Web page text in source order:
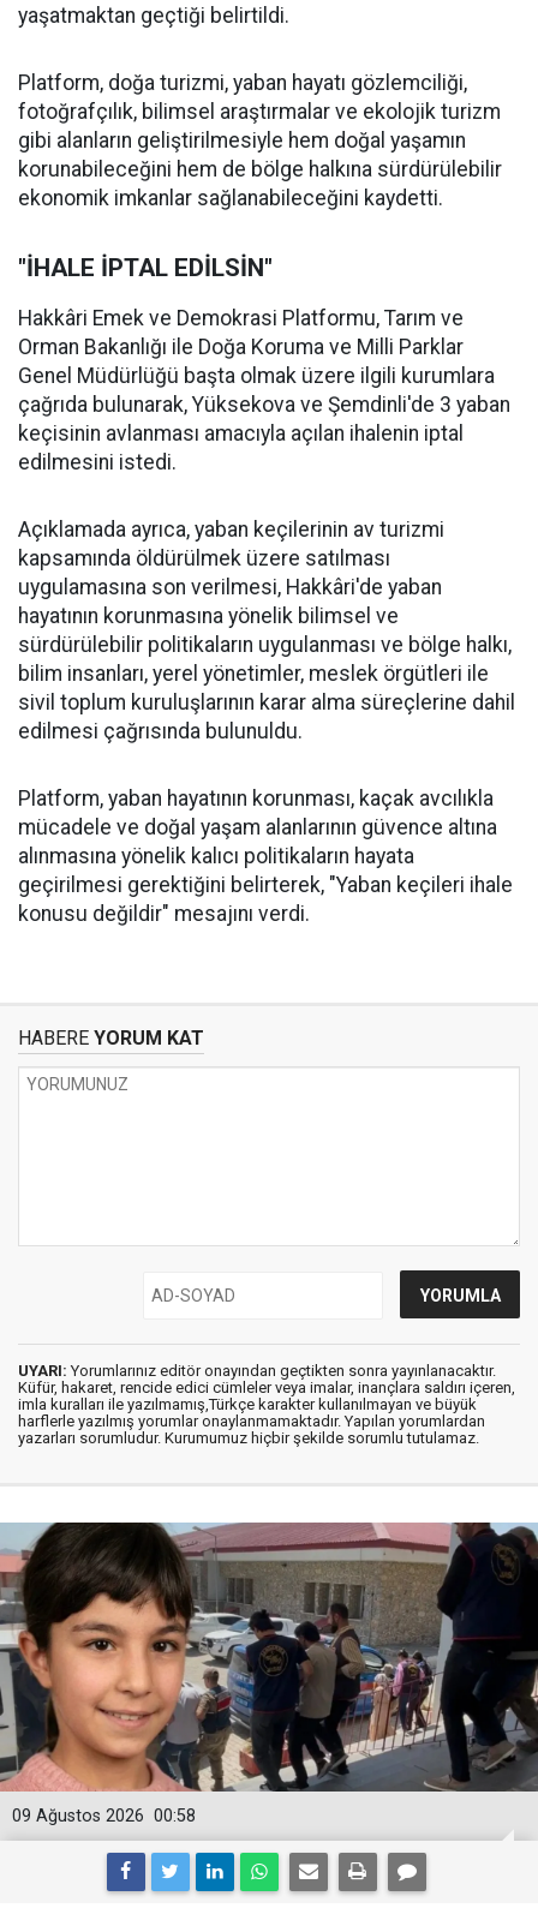
yaşatmaktan geçtiği belirtildi.
Platform, doğa turizmi, yaban hayatı gözlemciliği,
fotoğrafçılık, bilimsel araştırmalar ve ekolojik turizm
gibi alanların geliştirilmesiyle hem doğal yaşamın
korunabileceğini hem de bölge halkına sürdürülebilir
ekonomik imkanlar sağlanabileceğini kaydetti.
"İHALE İPTAL EDİLSİN"
Hakkâri Emek ve Demokrasi Platformu, Tarım ve
Orman Bakanlığı ile Doğa Koruma ve Milli Parklar
Genel Müdürlüğü başta olmak üzere ilgili kurumlara
çağrıda bulunarak, Yüksekova ve Şemdinli'de 3 yaban
keçisinin avlanması amacıyla açılan ihalenin iptal
edilmesini istedi.
Açıklamada ayrıca, yaban keçilerinin av turizmi
kapsamında öldürülmek üzere satılması
uygulamasına son verilmesi, Hakkâri'de yaban
hayatının korunmasına yönelik bilimsel ve
sürdürülebilir politikaların uygulanması ve bölge halkı,
bilim insanları, yerel yönetimler, meslek örgütleri ile
sivil toplum kuruluşlarının karar alma süreçlerine dahil
edilmesi çağrısında bulunuldu.
Platform, yaban hayatının korunması, kaçak avcılıkla
mücadele ve doğal yaşam alanlarının güvence altına
alınmasına yönelik kalıcı politikaların hayata
geçirilmesi gerektiğini belirterek, "Yaban keçileri ihale
konusu değildir" mesajını verdi.
HABERE YORUM KAT
UYARI: Yorumlarınız editör onayından geçtikten sonra yayınlanacaktır.
Küfür, hakaret, rencide edici cümleler veya imalar, inançlara saldırı içeren,
imla kuralları ile yazılmamış,Türkçe karakter kullanılmayan ve büyük
harflerle yazılmış yorumlar onaylanmamaktadır. Yapılan yorumlardan
yazarları sorumludur. Kurumumuz hiçbir şekilde sorumlu tutulamaz.
00:58
09 Ağustos 2026